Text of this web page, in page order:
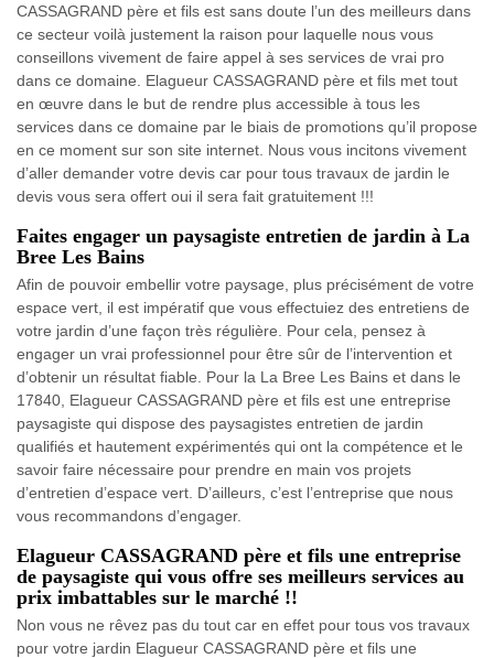
CASSAGRAND père et fils est sans doute l’un des meilleurs dans
ce secteur voilà justement la raison pour laquelle nous vous
conseillons vivement de faire appel à ses services de vrai pro
dans ce domaine. Elagueur CASSAGRAND père et fils met tout
en œuvre dans le but de rendre plus accessible à tous les
services dans ce domaine par le biais de promotions qu’il propose
en ce moment sur son site internet. Nous vous incitons vivement
d’aller demander votre devis car pour tous travaux de jardin le
devis vous sera offert oui il sera fait gratuitement !!!
Faites engager un paysagiste entretien de jardin à La
Bree Les Bains
Afin de pouvoir embellir votre paysage, plus précisément de votre
espace vert, il est impératif que vous effectuiez des entretiens de
votre jardin d’une façon très régulière. Pour cela, pensez à
engager un vrai professionnel pour être sûr de l’intervention et
d’obtenir un résultat fiable. Pour la La Bree Les Bains et dans le
17840, Elagueur CASSAGRAND père et fils est une entreprise
paysagiste qui dispose des paysagistes entretien de jardin
qualifiés et hautement expérimentés qui ont la compétence et le
savoir faire nécessaire pour prendre en main vos projets
d’entretien d’espace vert. D’ailleurs, c’est l’entreprise que nous
vous recommandons d’engager.
Elagueur CASSAGRAND père et fils une entreprise
de paysagiste qui vous offre ses meilleurs services au
prix imbattables sur le marché !!
Non vous ne rêvez pas du tout car en effet pour tous vos travaux
pour votre jardin Elagueur CASSAGRAND père et fils une